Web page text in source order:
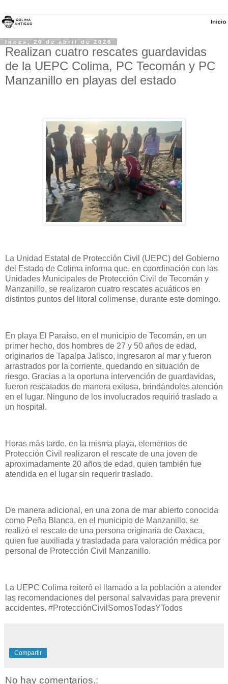
lunes, 20 de abril de 2026
Realizan cuatro rescates guardavidas
de la UEPC Colima, PC Tecomán y PC
Manzanillo en playas del estado
La Unidad Estatal de Protección Civil (UEPC) del Gobierno
del Estado de Colima informa que, en coordinación con las
Unidades Municipales de Protección Civil de Tecomán y
Manzanillo, se realizaron cuatro rescates acuáticos en
distintos puntos del litoral colimense, durante este domingo.
En playa El Paraíso, en el municipio de Tecomán, en un
primer hecho, dos hombres de 27 y 50 años de edad,
originarios de Tapalpa Jalisco, ingresaron al mar y fueron
arrastrados por la corriente, quedando en situación de
riesgo. Gracias a la oportuna intervención de guardavidas,
fueron rescatados de manera exitosa, brindándoles atención
en el lugar. Ninguno de los involucrados requirió traslado a
un hospital.
Horas más tarde, en la misma playa, elementos de
Protección Civil realizaron el rescate de una joven de
aproximadamente 20 años de edad, quien también fue
atendida en el lugar sin requerir traslado.
De manera adicional, en una zona de mar abierto conocida
como Peña Blanca, en el municipio de Manzanillo, se
realizó el rescate de una persona originaria de Oaxaca,
quien fue auxiliada y trasladada para valoración médica por
personal de Protección Civil Manzanillo.
La UEPC Colima reiteró el llamado a la población a atender
las recomendaciones del personal salvavidas para prevenir
accidentes. #ProtecciónCivilSomosTodasYTodos
Compartir
No hay comentarios.: